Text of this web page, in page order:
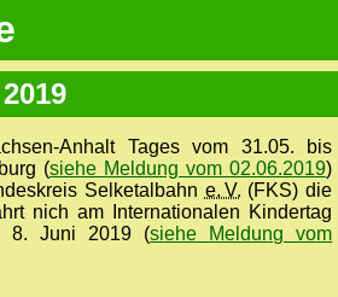
Anhalt Tages vom 31.05. bis
(siehe Meldung vom 02.06.2019)
Selketalbahn e. V. (FKS) die
nich am Internationalen Kindertag
8. Juni 2019 (siehe Meldung vom